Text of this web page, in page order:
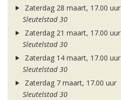
Zaterdag 28 maart, 17.00 uur
Sleutelstad 30
Zaterdag 21 maart, 17.00 uur
Sleutelstad 30
Zaterdag 14 maart, 17.00 uur
Sleutelstad 30
Zaterdag 7 maart, 17.00 uur
Sleutelstad 30